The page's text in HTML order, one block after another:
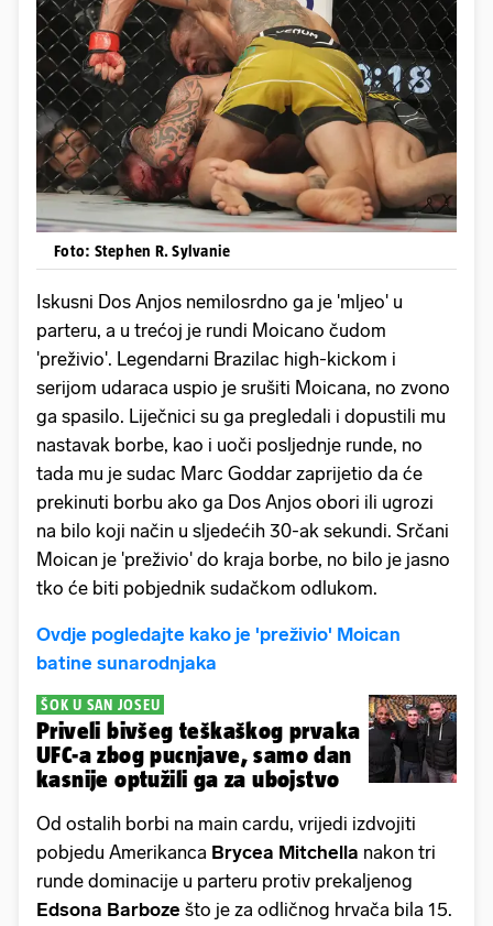
Foto: Stephen R. Sylvanie
Iskusni Dos Anjos nemilosrdno ga je 'mljeo' u
parteru, a u trećoj je rundi Moicano čudom
'preživio'. Legendarni Brazilac high-kickom i
serijom udaraca uspio je srušiti Moicana, no zvono
ga spasilo. Liječnici su ga pregledali i dopustili mu
nastavak borbe, kao i uoči posljednje runde, no
tada mu je sudac Marc Goddar zaprijetio da će
prekinuti borbu ako ga Dos Anjos obori ili ugrozi
na bilo koji način u sljedećih 30-ak sekundi. Srčani
Moican je 'preživio' do kraja borbe, no bilo je jasno
tko će biti pobjednik sudačkom odlukom.
Ovdje pogledajte kako je 'preživio' Moican
batine sunarodnjaka
ŠOK U SAN JOSEU
Priveli bivšeg teškaškog prvaka
UFC-a zbog pucnjave, samo dan
kasnije optužili ga za ubojstvo
Od ostalih borbi na main cardu, vrijedi izdvojiti
pobjedu Amerikanca Brycea Mitchella nakon tri
runde dominacije u parteru protiv prekaljenog
Edsona Barboze što je za odličnog hrvača bila 15.